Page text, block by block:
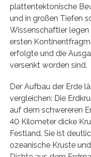
plattentektonische
und in großen Tiefen
Wissenschaftler legen
ersten
erfolgte und die
versenkt worden sind.
Der Aufbau der Erde
vergleichen: Die
auf dem schwereren
40 Kilometer dicke
Festland. Sie ist
ozeanische Kruste